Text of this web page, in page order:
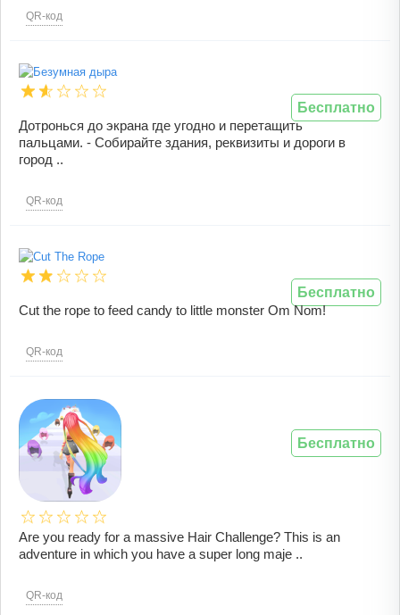
QR-код
Дотронься до экрана где угодно и перетащить
пальцами. - Собирайте здания, реквизиты и дороги в
город ..
QR-код
Бесплатно
Cut the rope to feed candy to little monster Om Nom!
QR-код
Бесплатно
Are you ready for a massive Hair Challenge? This is an
adventure in which you have a super long maje ..
QR-код
Бесплатно